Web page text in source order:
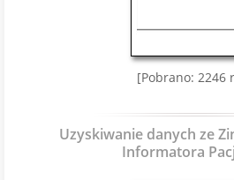
[Pobrano: 2246
Uzyskiwanie danych ze
Informatora